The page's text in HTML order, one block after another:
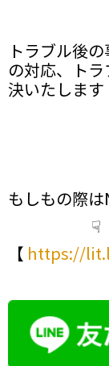
トラブル後
の対応、ト
決いたします
もしもの際
☟
【 https://